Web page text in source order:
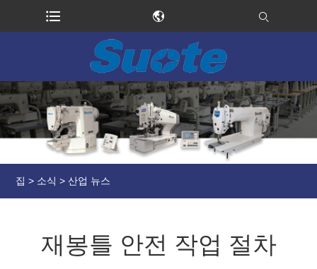
집 > 소식 >산업 뉴스
재봉틀 안전 작업 절차